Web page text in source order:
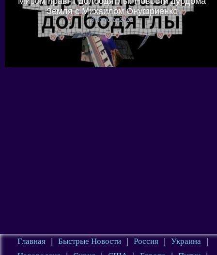
Земля с Михаилом Онуфриенко
8 августа, 2026
Главная | Быстрые Новости | Россия | Украина
|